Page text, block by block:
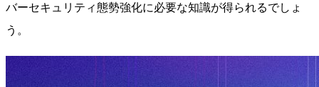
バーセキュリティ態勢強化に必要な知識が得られるでしょ
う。